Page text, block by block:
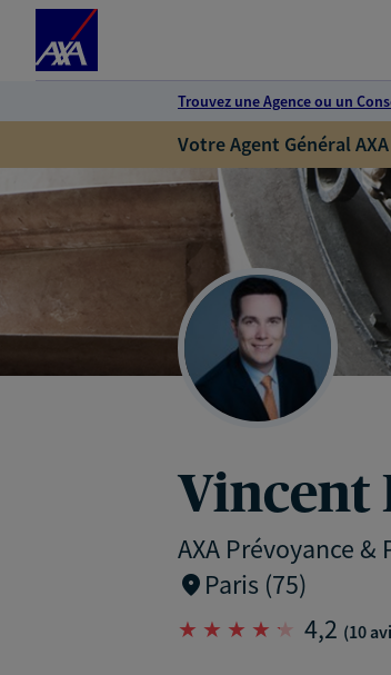
Trouvez une Agence ou un
Votre Agent Général
Vincent
AXA Prévoyance
Paris (75)
4,2 (10